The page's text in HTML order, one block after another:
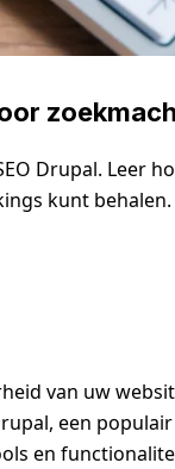
Drupal. Leer
kunt behalen.
van uw
een populair
en